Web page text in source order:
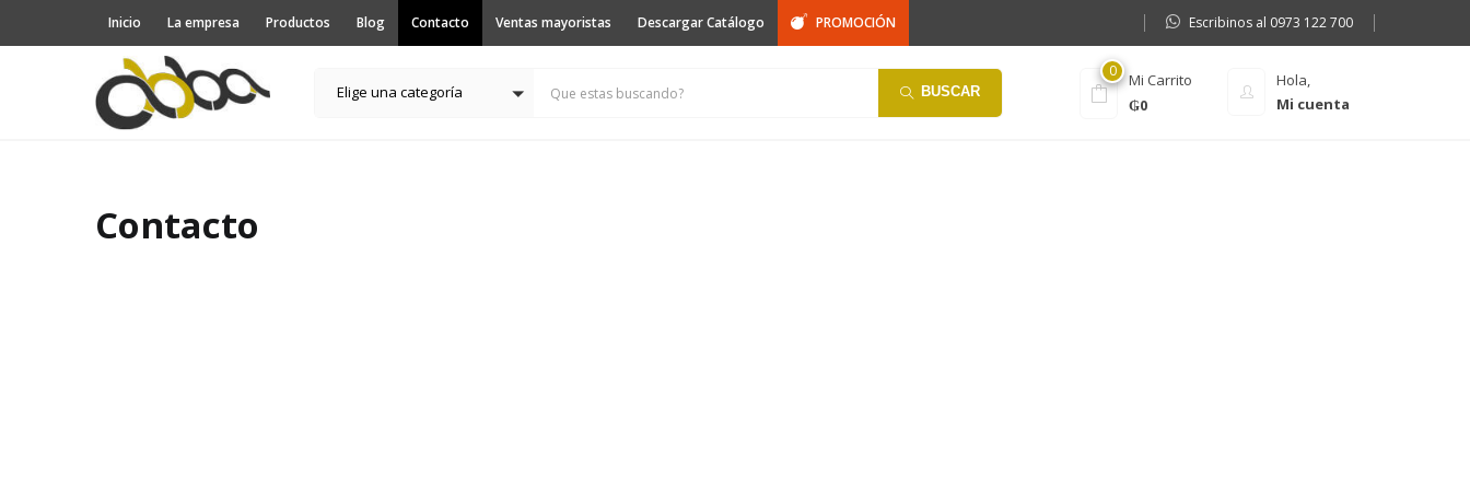
Inicio La empresa Productos Blog Contacto Ventas mayoristas Descargar Catálogo Escribinos al 0973 122 700
Elige una categoría BUSCAR
Hola,
Mi cuenta
0
Mi Carrito
₲0
Contacto